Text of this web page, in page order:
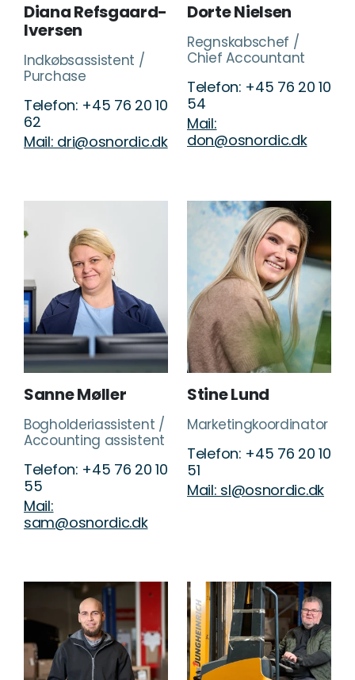
Diana Refsgaard-
Iversen
Indkøbsassistent /
Purchase
Telefon: +45 76 20 10
62
Mail: dri@osnordic.dk
Dorte Nielsen
Regnskabschef /
Chief Accountant
Telefon: +45 76 20 10
54
Mail:
don@osnordic.dk
Sanne Møller
Bogholderiassistent /
Accounting assistent
Telefon: +45 76 20 10
55
Mail:
sam@osnordic.dk
Stine Lund
Marketingkoordinator
Telefon: +45 76 20 10
51
Mail: sl@osnordic.dk